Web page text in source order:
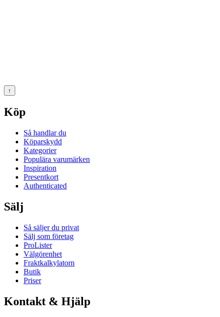
↑
Köp
Så handlar du
Köparskydd
Kategorier
Populära varumärken
Inspiration
Presentkort
Authenticated
Sälj
Så säljer du privat
Sälj som företag
ProLister
Välgörenhet
Fraktkalkylatorn
Butik
Priser
Kontakt & Hjälp